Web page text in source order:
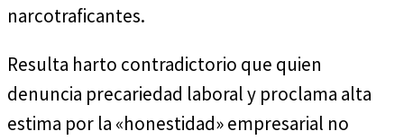
narcotraficantes.
Resulta harto contradictorio que quien
denuncia precariedad laboral y proclama alta
estima por la «honestidad» empresarial no